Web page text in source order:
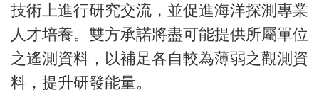
技術上進行研究交流，並促進海洋探測專業
人才培養。雙方承諾將盡可能提供所屬單位
之遙測資料，以補足各自較為薄弱之觀測資
料，提升研發能量。